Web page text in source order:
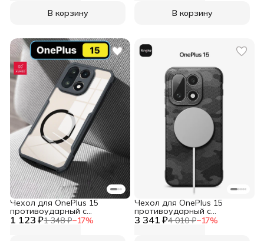
В корзину
В корзину
1 123 ₽1 348 ₽−17%
Чехол для OnePlus 15
противоударный с
усиленными углами XUNDD 3 341 ₽4 010 ₽−17%
Чехол для OnePlus 15
противоударный с
усиленными углами RINGKE,